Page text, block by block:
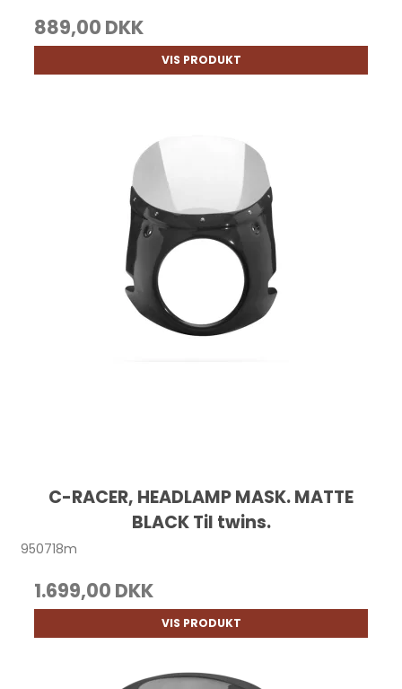
889,00 DKK
VIS PRODUKT
C-RACER, HEADLAMP MASK. MATTE
BLACK Til twins.
950718m
1.699,00 DKK
VIS PRODUKT